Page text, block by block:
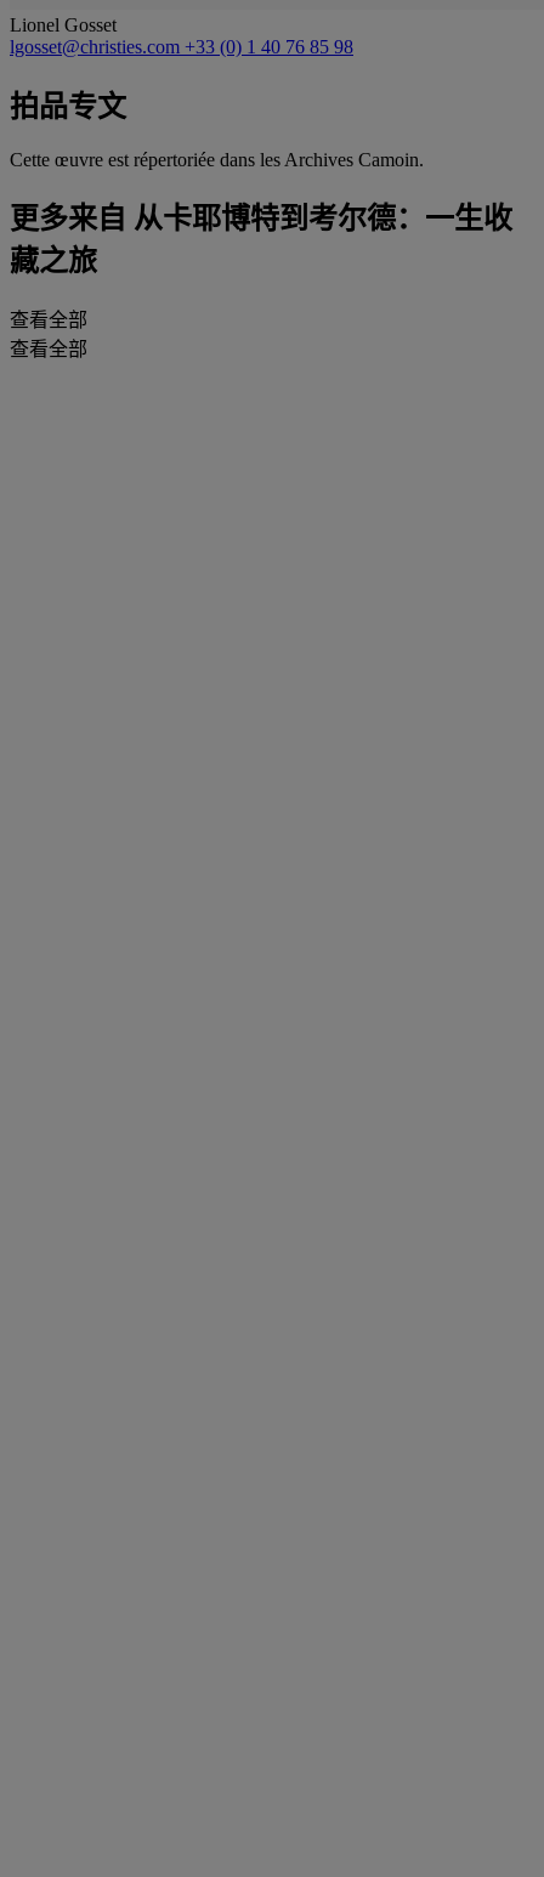
Lionel Gosset
lgosset@christies.com +33 (0) 1 40 76 85 98
拍品专文
Cette œuvre est répertoriée dans les Archives Camoin.
更多来自 从卡耶博特到考尔德：一生收
藏之旅
查看全部
查看全部